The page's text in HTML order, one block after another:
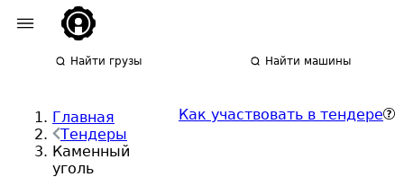
Найти грузы Найти машины
Главная
Тендеры
Каменный
уголь
Как участвовать в тендере